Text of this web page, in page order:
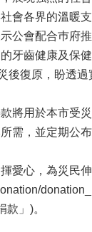
會各界的溫暖
公會配合巿府
牙齒健康及保
後復原，盼透
將用於本市受
需，並定期公
愛心，為災民
」)。